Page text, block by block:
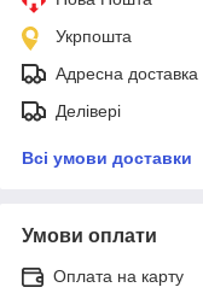
Укрпошта
Адресна доставка
Делівері
Всі умови доставки
Умови оплати
Оплата на карту